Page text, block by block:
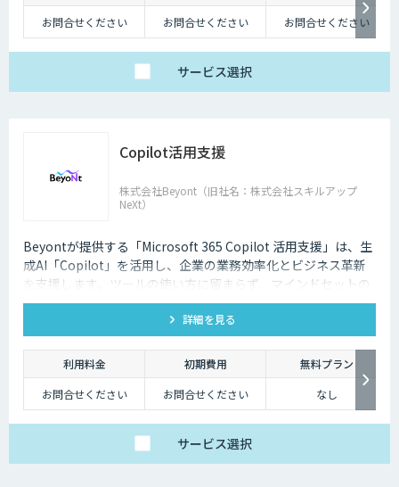
お問合せください
お問合せください お問合せください
サービス選択
Copilot活用支援
株式会社Beyont（旧社名：株式会社スキルアップ
NeXt）
Beyontが提供する「Microsoft 365 Copilot 活用支援」は、生
成AI「Copilot」を活用し、企業の業務効率化とビジネス革新
を支援します。ツールの使い方に留まらず、マインドセットの
育成、企画設計、活用、実装までを一気通貫でサポートしま
詳細を見る
利用料金 初期費用
無料プラン
お問合せください
お問合せください なし
サービス選択